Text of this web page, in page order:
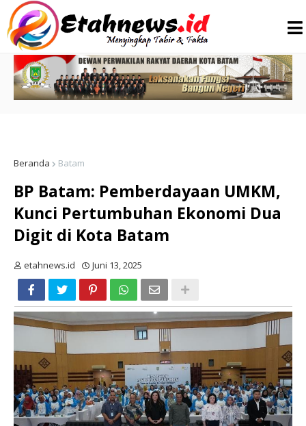
Beranda Batam
BP Batam: Pemberdayaan UMKM,
Kunci Pertumbuhan Ekonomi Dua
Digit di Kota Batam
etahnews.id Juni 13, 2025